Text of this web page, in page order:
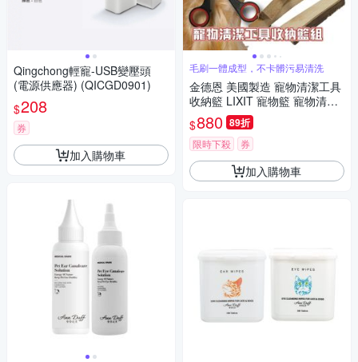
Qingchong輕寵-USB變壓頭
(電源供應器) (QICGD0901)
$208
券
加入購物車
毛刷一體成型，不卡髒污易清洗
金德恩 美國製造 寵物清潔工具
收納籃 LIXIT 寵物籃 寵物清潔
籃 工具籃 寵物收納籃 寵物用品
籃 寵物用品
$880 89折
限時下殺 券
加入購物車